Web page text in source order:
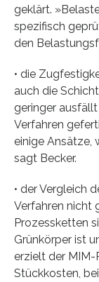
geklärt.
spezifisch
den
• die
auch die
geringer
Verfahren
einige Ansätze,
sagt Becker.
• der Vergleich
Verfahren nicht
Prozessketten
Grünkörper ist
erzielt der MIM-
Stückkosten,